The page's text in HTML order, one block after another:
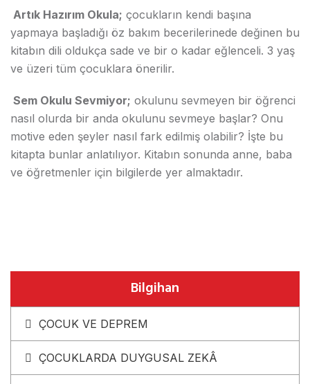
Artık Hazırım Okula; çocukların kendi başına
yapmaya başladığı öz bakım becerilerinede değinen bu
kitabın dili oldukça sade ve bir o kadar eğlenceli. 3 yaş
ve üzeri tüm çocuklara önerilir.
Sem Okulu Sevmiyor; okulunu sevmeyen bir öğrenci
nasıl olurda bir anda okulunu sevmeye başlar? Onu
motive eden şeyler nasıl fark edilmiş olabilir? İşte bu
kitapta bunlar anlatılıyor. Kitabın sonunda anne, baba
ve öğretmenler için bilgilerde yer almaktadır.
Bilgihan
ÇOCUK VE DEPREM
ÇOCUKLARDA DUYGUSAL ZEKÂ